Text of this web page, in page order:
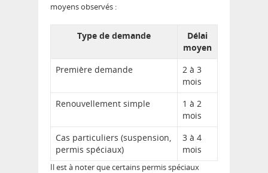
moyens observés :
Type de demande
Délai
moyen
Première demande
2 à 3
mois
Renouvellement simple
1 à 2
mois
Cas particuliers (suspension,
permis spéciaux)
3 à 4
mois
Il est à noter que certains permis spéciaux